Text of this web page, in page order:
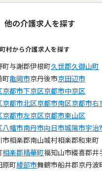
他の介護求人を探す
村から介護求人を探す
町与謝郡伊根町久世郡久御山町
町亀岡市京丹後市京田辺市
京都市下京区京都市中京区
京都市北区京都市南区京都市右
京都市左京区京都市東山区
八幡市南丹市向日市城陽市宇治
市相楽郡南山城村相楽郡和束町
相楽郡精華町福知山市綴喜郡井
原町綾部市舞鶴市船井郡京丹波